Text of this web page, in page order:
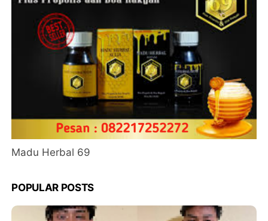
Madu Herbal 69
POPULAR POSTS